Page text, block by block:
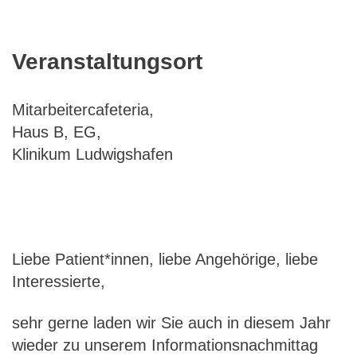
Veranstaltungsort
Mitarbeitercafeteria,
Haus B, EG,
Klinikum Ludwigshafen
Liebe Patient*innen, liebe Angehörige, liebe
Interessierte,
sehr gerne laden wir Sie auch in diesem Jahr
wieder zu unserem Informationsnachmittag